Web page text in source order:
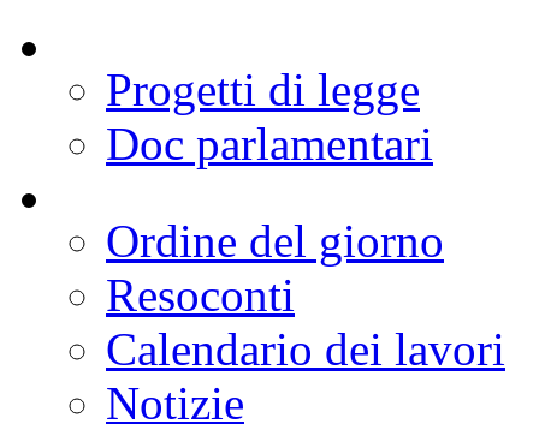
Doc parlamentari